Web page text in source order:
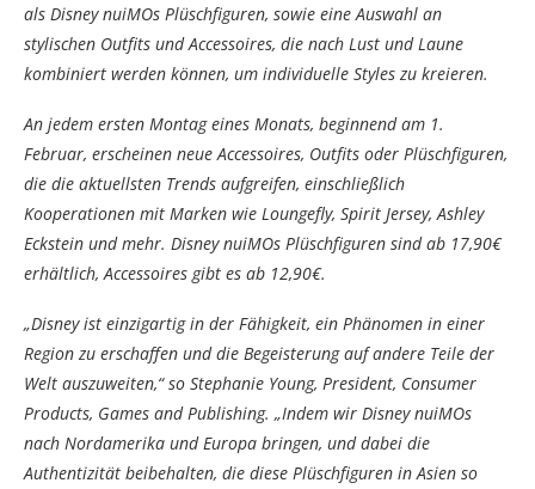
als Disney nuiMOs Plüschfiguren, sowie eine Auswahl an
stylischen Outfits und Accessoires, die nach Lust und Laune
kombiniert werden können, um individuelle Styles zu kreieren.
An jedem ersten Montag eines Monats, beginnend am 1.
Februar, erscheinen neue Accessoires, Outfits oder Plüschfiguren,
die die aktuellsten Trends aufgreifen, einschließlich
Kooperationen mit Marken wie Loungefly, Spirit Jersey, Ashley
Eckstein und mehr. Disney nuiMOs Plüschfiguren sind ab 17,90€
erhältlich, Accessoires gibt es ab 12,90€.
„Disney ist einzigartig in der Fähigkeit, ein Phänomen in einer
Region zu erschaffen und die Begeisterung auf andere Teile der
Welt auszuweiten,“ so Stephanie Young, President, Consumer
Products, Games and Publishing. „Indem wir Disney nuiMOs
nach Nordamerika und Europa bringen, und dabei die
Authentizität beibehalten, die diese Plüschfiguren in Asien so